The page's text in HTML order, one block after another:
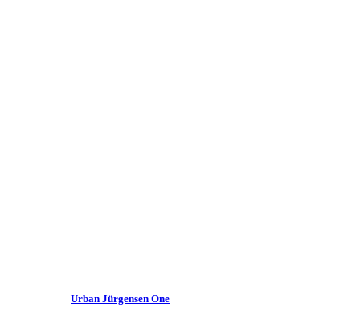
Urban Jürgensen One